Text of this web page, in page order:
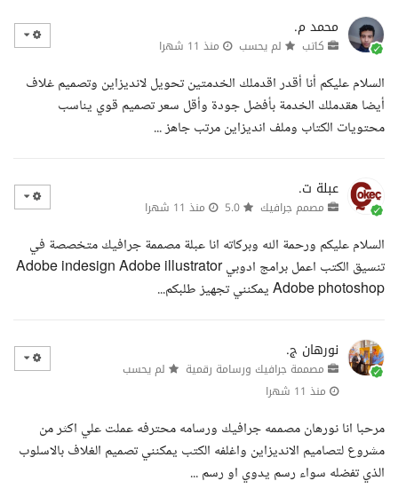
محمد م.
كاتب لم يحسب منذ 11 شهرا
السلام عليكم أنا أقدر اقدملك الخدمتين تحويل لانديزاين وتصميم غلاف
أيضا هقدملك الخدمة بأفضل جودة وأقل سعر تصميم قوي يناسب
محتويات الكتاب وملف انديزاين مرتب جاهز ...
عبلة ت.
مصمم جرافيك منذ 11 شهرا
السلام عليكم ورحمة الله وبركاته انا عبلة مصممة جرافيك متخصصة في
تنسيق الكتب اعمل برامج ادوبي Adobe indesign Adobe illustrator
Adobe photoshop يمكنني تجهيز طلبكم...
نورهان ج.
مصممة جرافيك ورسامة رقمية
لم يحسب
منذ 11 شهرا
مرحبا انا نورهان مصممه جرافيك ورسامه محترفه عملت علي اكثر من
مشروع لتصاميم الانديزاين واغلفه الكتب يمكنني تصميم الغلاف بالاسلوب
الذي تفضله سواء رسم يدوي او رسم ...